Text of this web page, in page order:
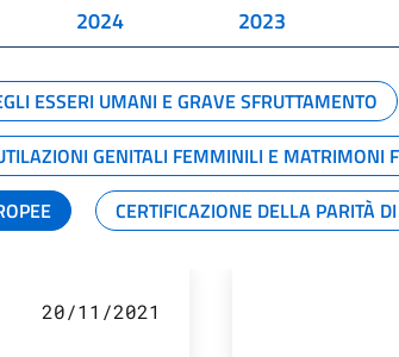
2024 2023
ESSERI UMANI E GRAVE SFRUTTAMENTO
GENITALI FEMMINILI E MATRIMONI
CERTIFICAZIONE DELLA PARITÀ
20/11/2021